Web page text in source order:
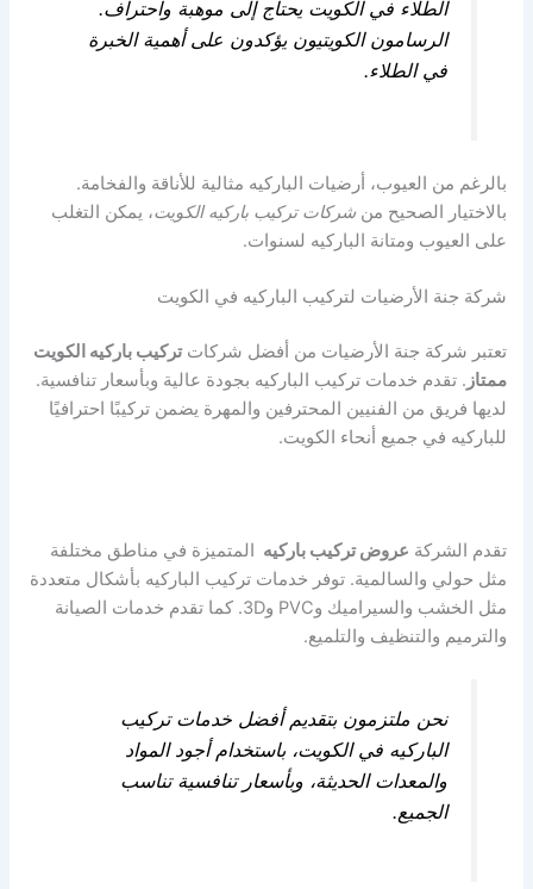
الطلاء في الكويت يحتاج إلى موهبة واحتراف.
الرسامون الكويتيون يؤكدون على أهمية الخبرة
في الطلاء.
بالرغم من العيوب، أرضيات الباركيه مثالية للأناقة والفخامة.
بالاختيار الصحيح منشركات تركيب باركيه الكويت، يمكن التغلب
على العيوب ومتانة الباركيه لسنوات.
شركة جنة الأرضيات لتركيب الباركيه في الكويت
تعتبر شركة جنة الأرضيات من أفضل شركاتتركيب باركيه الكويت
ممتاز . تقدم خدمات تركيب الباركيه بجودة عالية وبأسعار تنافسية.
لديها فريق من الفنيين المحترفين والمهرة يضمن تركيبًا احترافيًا
للباركيه في جميع أنحاء الكويت.
تقدم الشركة عروض تركيب باركيه المتميزة في مناطق مختلفة
مثل حولي والسالمية. توفر خدمات تركيب الباركيه بأشكال متعددة
مثل الخشب والسيراميك وPVC و3D. كما تقدم خدمات الصيانة
والترميم والتنظيف والتلميع.
نحن ملتزمون بتقديم أفضل خدمات تركيب
الباركيه في الكويت، باستخدام أجود المواد
والمعدات الحديثة، وبأسعار تنافسية تناسب
الجميع.